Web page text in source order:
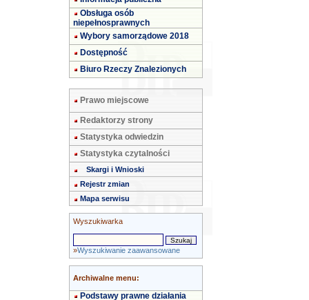
Obsługa osób
niepełnosprawnych
Wybory samorządowe 2018
Dostępność
Biuro Rzeczy Znalezionych
Prawo miejscowe
Redaktorzy strony
Statystyka odwiedzin
Statystyka czytalności
Skargi i Wnioski
Rejestr zmian
Mapa serwisu
Wyszukiwarka
»Wyszukiwanie zaawansowane
Archiwalne menu:
Podstawy prawne działania